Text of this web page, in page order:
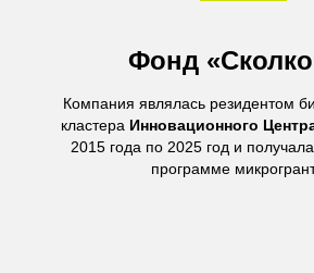
Фонд
Компания являлась резидентом
кластера Инновационного
2015 года по 2025 год и
программе